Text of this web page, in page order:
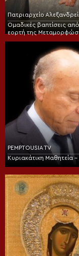
Πατριαρχείο
Ομαδικές βαπτίσεις
εορτή της
PEMPTOUSIA TV
Κυριακάτικη Μαθητεία